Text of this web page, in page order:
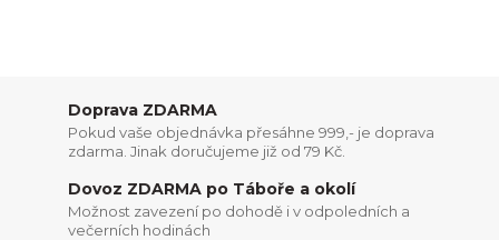
Doprava ZDARMA
Pokud vaše objednávka přesáhne 999,- je doprava
zdarma. Jinak doručujeme již od 79 Kč.
Dovoz ZDARMA po Táboře a okolí
Možnost zavezení po dohodě i v odpoledních a
večerních hodinách